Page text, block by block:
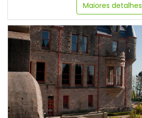
Maiores detalhes